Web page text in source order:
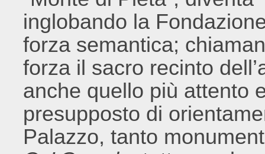
inglobando la
forza semantica;
forza il sacro recinto
anche quello più attento
presupposto di
Palazzo, tanto